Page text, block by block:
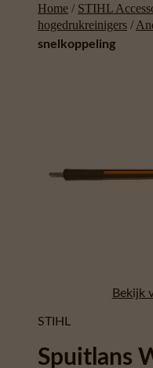
Home / STIHL
hogedrukreinigers /
snelkoppeling
Bekijk
STIHL
Spuitlans